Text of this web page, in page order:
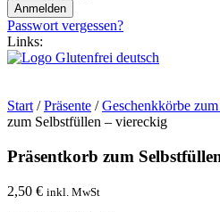
Anmelden
Passwort vergessen?
Links:
Start /Präsente /Geschenkkörbe
zum Selbstfüllen – viereckig
Präsentkorb zum
2,50 € inkl. MwSt